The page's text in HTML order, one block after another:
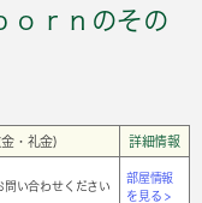
ｏｒｎのその
・礼金) 詳細情報
い合わせください
部屋情報
を見る >